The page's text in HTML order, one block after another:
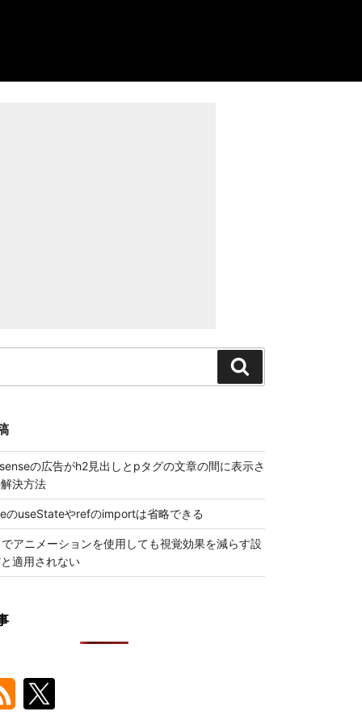
索
の広告がh2見出しとpタグの文章の間に表示さ
決方法
のuseStateやrefのimportは省略できる
アニメーションを使用しても視覚効果を減らす設
適用されない